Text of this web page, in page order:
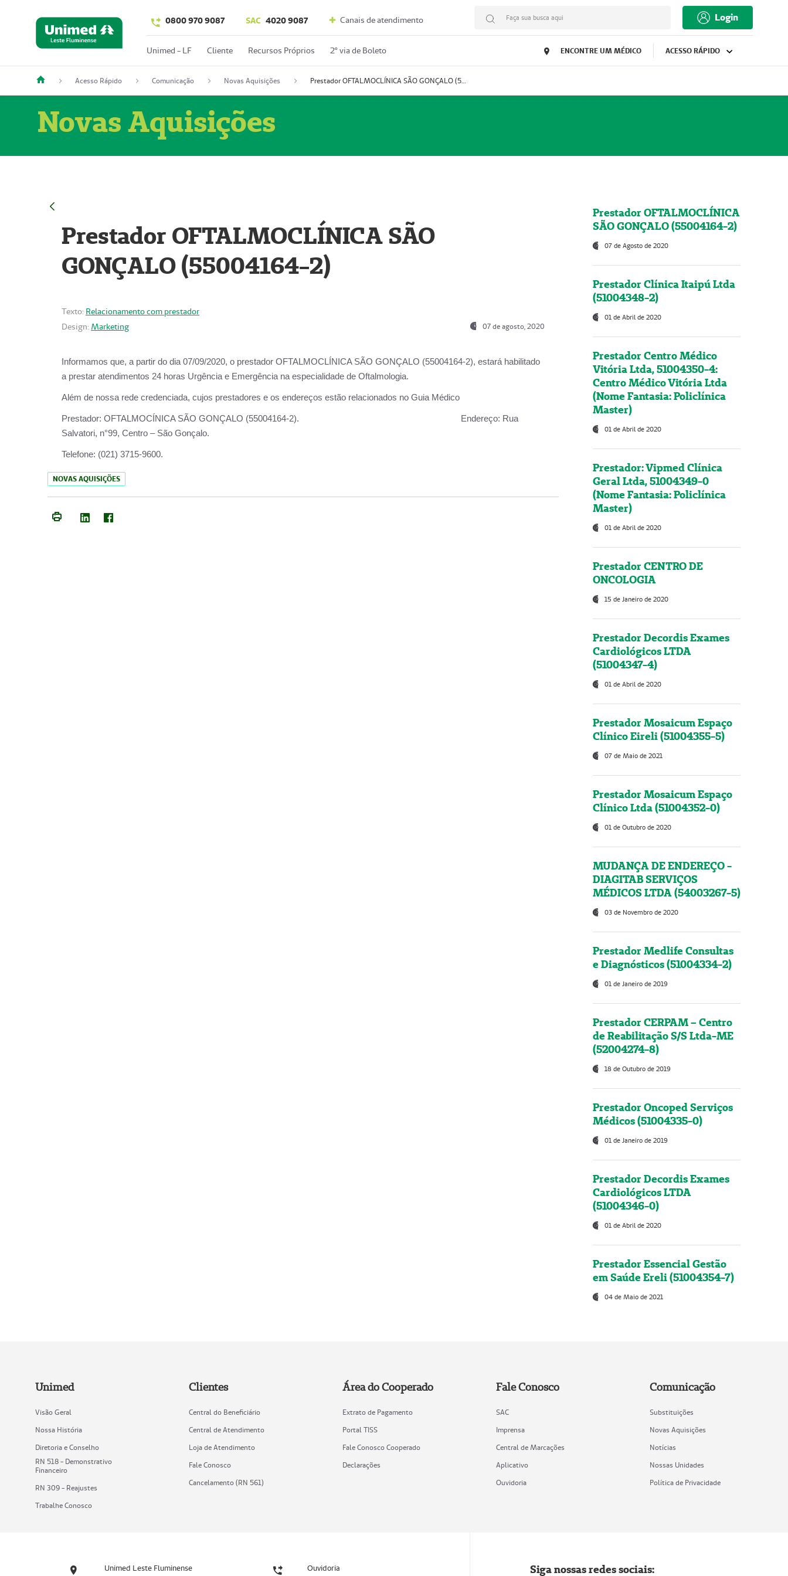
0800 970 9087 SAC 4020 9087 Canais de atendimento Faça sua busca aqui Login
Unimed - LF Cliente Recursos Próprios 2º via de Boleto ENCONTRE UM MÉDICO ACESSO RÁPIDO
Acesso Rápido Comunicação Novas Aquisições Prestador OFTALMOCLÍNICA SÃO GONÇALO (55004164-2)
Novas Aquisições
Prestador OFTALMOCLÍNICA SÃO
GONÇALO (55004164-2)
Texto: Relacionamento com prestador
Design: Marketing 07 de agosto, 2020
Informamos que, a partir do dia 07/09/2020, o prestador OFTALMOCLÍNICA SÃO GONÇALO (55004164-2), estará habilitado
a prestar atendimentos 24 horas Urgência e Emergência na especialidade de Oftalmologia.
Além de nossa rede credenciada, cujos prestadores e os endereços estão relacionados no Guia Médico
Prestador: OFTALMOCÍNICA SÃO GONÇALO (55004164-2). Endereço: Rua
Salvatori, n°99, Centro – São Gonçalo.
Telefone: (021) 3715-9600.
NOVAS AQUISIÇÕES
Prestador OFTALMOCLÍNICA
SÃO GONÇALO (55004164-2)
07 de Agosto de 2020
Prestador Clínica Itaipú Ltda
(51004348-2)
01 de Abril de 2020
Prestador Centro Médico
Vitória Ltda, 51004350-4:
Centro Médico Vitória Ltda
(Nome Fantasia: Policlínica
Master)
01 de Abril de 2020
Prestador: Vipmed Clínica
Geral Ltda, 51004349-0
(Nome Fantasia: Policlínica
Master)
01 de Abril de 2020
Prestador CENTRO DE
ONCOLOGIA
15 de Janeiro de 2020
Prestador Decordis Exames
Cardiológicos LTDA
(51004347-4)
01 de Abril de 2020
Prestador Mosaicum Espaço
Clínico Eireli (51004355-5)
07 de Maio de 2021
Prestador Mosaicum Espaço
Clínico Ltda (51004352-0)
01 de Outubro de 2020
MUDANÇA DE ENDEREÇO -
DIAGITAB SERVIÇOS
MÉDICOS LTDA (54003267-5)
03 de Novembro de 2020
Prestador Medlife Consultas
e Diagnósticos (51004334-2)
01 de Janeiro de 2019
Prestador CERPAM – Centro
de Reabilitação S/S Ltda-ME
(52004274-8)
18 de Outubro de 2019
Prestador Oncoped Serviços
Médicos (51004335-0)
01 de Janeiro de 2019
Prestador Decordis Exames
Cardiológicos LTDA
(51004346-0)
01 de Abril de 2020
Prestador Essencial Gestão
em Saúde Ereli (51004354-7)
04 de Maio de 2021
Unimed
Visão Geral
Nossa História
Diretoria e Conselho
RN 518 - Demonstrativo
Financeiro
RN 309 - Reajustes
Trabalhe Conosco
Clientes
Central do Beneficiário
Central de Atendimento
Loja de Atendimento
Fale Conosco
Cancelamento (RN 561)
Área do Cooperado
Extrato de Pagamento
Portal TISS
Fale Conosco Cooperado
Declarações
Fale Conosco
SAC
Imprensa
Central de Marcações
Aplicativo
Ouvidoria
Comunicação
Substituições
Novas Aquisições
Notícias
Nossas Unidades
Política de Privacidade
Unimed Leste Fluminense Ouvidoria Siga nossas redes sociais: